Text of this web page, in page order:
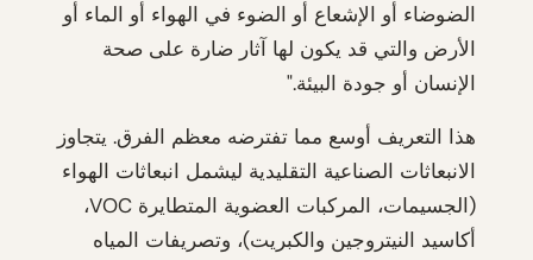
الضوضاء أو الإشعاع أو الضوء في الهواء أو الماء أو
الأرض والتي قد يكون لها آثار ضارة على صحة
الإنسان أو جودة البيئة."
هذا التعريف أوسع مما تفترضه معظم الفرق. يتجاوز
الانبعاثات الصناعية التقليدية ليشمل انبعاثات الهواء
(الجسيمات، المركبات العضوية المتطايرة VOC،
أكاسيد النيتروجين والكبريت)، وتصريفات المياه